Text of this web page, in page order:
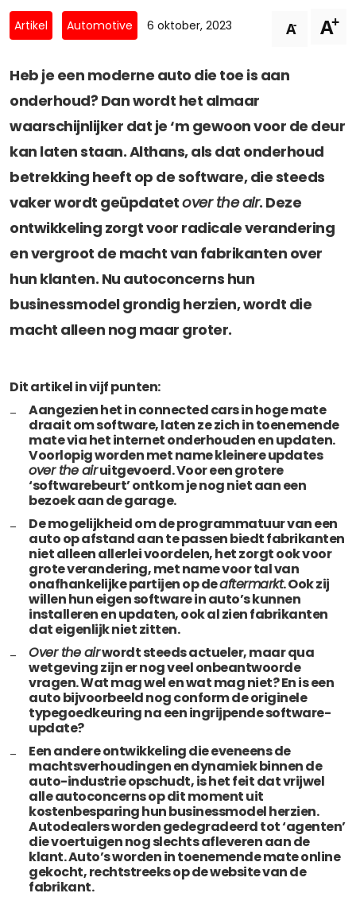
PSD2-me-niet
Nieuwsbrieven
Privacybeleid
ANBI Status
Playlist
Artikel Automotive 6 oktober, 2023 A- A+
Heb je een moderne auto die toe is aan
onderhoud? Dan wordt het almaar
waarschijnlijker dat je ‘m gewoon voor de deur
kan laten staan. Althans, als dat onderhoud
betrekking heeft op de software, die steeds
vaker wordt geüpdatetover the air. Deze
ontwikkeling zorgt voor radicale verandering
en vergroot de macht van fabrikanten over
hun klanten. Nu autoconcerns hun
businessmodel grondig herzien, wordt die
macht alleen nog maar groter.
Dit artikel in vijf punten:
Aangezien het in connected cars in hoge mate
draait om software, laten ze zich in toenemende
mate via het internet onderhouden en updaten.
Voorlopig worden met name kleinere updates
over the airuitgevoerd. Voor een grotere
‘softwarebeurt’ ontkom je nog niet aan een
bezoek aan de garage.
De mogelijkheid om de programmatuur van een
auto op afstand aan te passen biedt fabrikanten
niet alleen allerlei voordelen, het zorgt ook voor
grote verandering, met name voor tal van
onafhankelijke partijen op deaftermarkt. Ook zij
willen hun eigen software in auto’s kunnen
installeren en updaten, ook al zien fabrikanten
dat eigenlijk niet zitten.
Over the airwordt steeds actueler, maar qua
wetgeving zijn er nog veel onbeantwoorde
vragen. Wat mag wel en wat mag niet? En is een
auto bijvoorbeeld nog conform de originele
typegoedkeuring na een ingrijpende software-
update?
Een andere ontwikkeling die eveneens de
machtsverhoudingen en dynamiek binnen de
auto-industrie opschudt, is het feit dat vrijwel
alle autoconcerns op dit moment uit
kostenbesparing hun businessmodel herzien.
Autodealers worden gedegradeerd tot ‘agenten’
die voertuigen nog slechts afleveren aan de
klant. Auto’s worden in toenemende mate online
gekocht, rechtstreeks op de website van de
fabrikant.